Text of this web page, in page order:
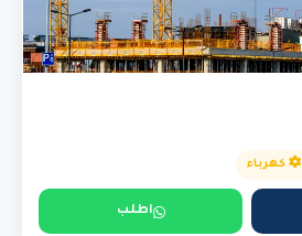
كهرباء
اطلب